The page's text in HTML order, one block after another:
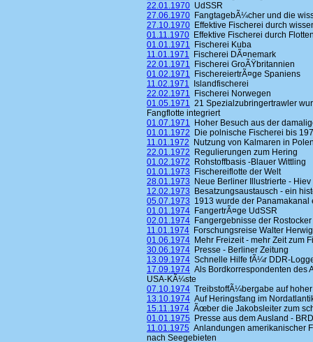
22.01.1970 UdSSR
27.06.1970 FangtagebÃ¼cher und die
27.10.1970 Effektive Fischerei durch
01.11.1970 Effektive Fischerei durch
01.01.1971 Fischerei Kuba
11.01.1971 Fischerei DÃ¤nemark
22.01.1971 Fischerei GroÃŸbritannien
01.02.1971 FischereiertrÃ¤ge Spaniens
11.02.1971 Islandfischerei
22.02.1971 Fischerei Norwegen
01.05.1971 21 Spezialzubringertrawler
Fangflotte integriert
01.07.1971 Hoher Besuch aus der
01.01.1972 Die polnische Fischerei bis
11.01.1972 Nutzung von Kalmaren in
22.01.1972 Regulierungen zum Hering
01.02.1972 Rohstoffbasis -Blauer Wittling
01.01.1973 Fischereiflotte der Welt
28.01.1973 Neue Berliner Illustrierte - Hiev
12.02.1973 Besatzungsaustausch - ein
05.07.1973 1913 wurde der Panamakanal
01.01.1974 FangertrÃ¤ge UdSSR
02.01.1974 Fangergebnisse der
11.01.1974 Forschungsreise Walter
01.06.1974 Mehr Freizeit - mehr Zeit zum
30.06.1974 Presse - Berliner Zeitung
13.09.1974 Schnelle Hilfe fÃ¼r DDR-
17.09.1974 Als Bordkorrespondenten des
USA-KÃ¼ste
07.10.1974 TreibstoffÃ¼bergabe auf
13.10.1974 Auf Heringsfang im
15.11.1974 Ãœber die Jakobsleiter zum
01.01.1975 Presse aus dem Ausland - BRD
11.01.1975 Anlandungen amerikanischer
nach Seegebieten